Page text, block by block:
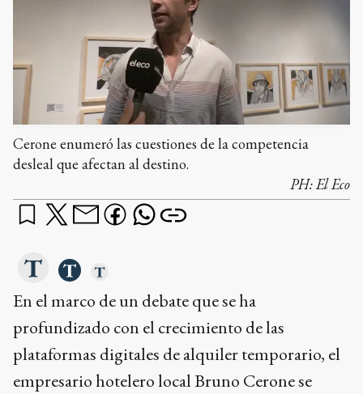
Cerone enumeró las cuestiones de la competencia
desleal que afectan al destino.
PH:El Eco
En el marco de un debate que se ha
profundizado con el crecimiento de las
plataformas digitales de alquiler temporario, el
empresario hotelero local Bruno Cerone se